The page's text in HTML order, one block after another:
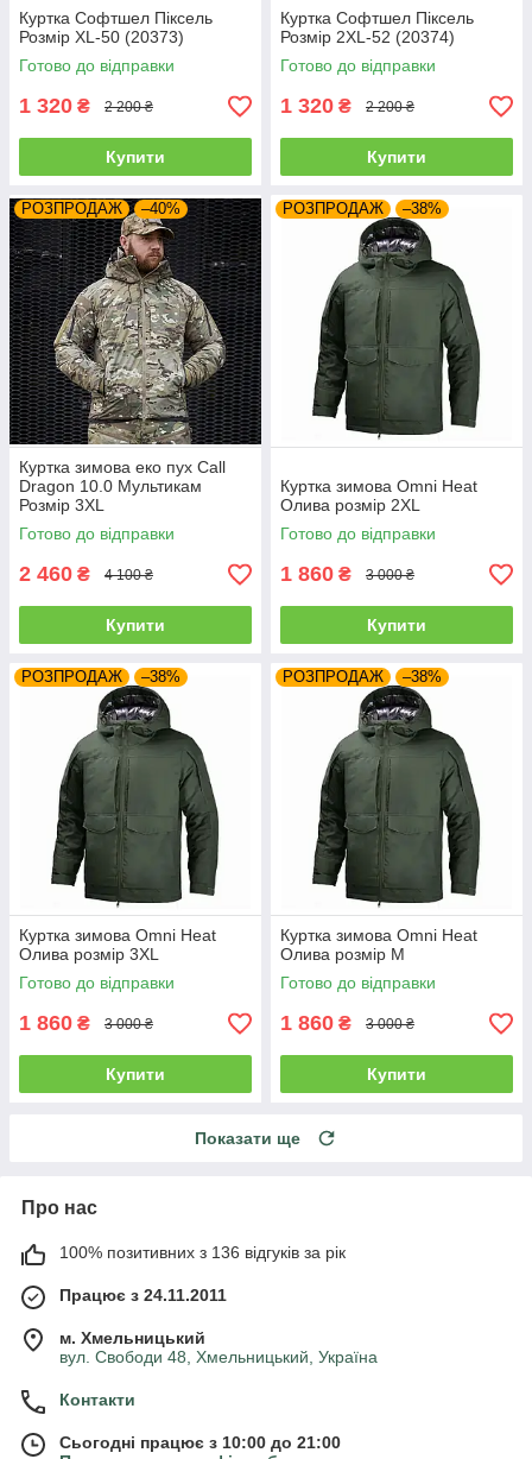
Куртка Софтшел Піксель
Розмір XL-50 (20373)
Готово до відправки
1 320 ₴ 2 200 ₴
Купити
Куртка Софтшел Піксель
Розмір 2XL-52 (20374)
Готово до відправки
1 320 ₴ 2 200 ₴
Купити
РОЗПРОДАЖ –40%
Куртка зимова еко пух Call
Dragon 10.0 Мультикам
Розмір 3XL
Готово до відправки
2 460 ₴ 4 100 ₴
Купити
РОЗПРОДАЖ –38%
Куртка зимова Omni Heat
Олива розмір 2XL
Готово до відправки
1 860 ₴ 3 000 ₴
Купити
РОЗПРОДАЖ –38%
Куртка зимова Omni Heat
Олива розмір 3XL
Готово до відправки
1 860 ₴ 3 000 ₴
Купити
РОЗПРОДАЖ –38%
Куртка зимова Omni Heat
Олива розмір M
Готово до відправки
1 860 ₴ 3 000 ₴
Купити
Показати ще
Про нас
100% позитивних з 136 відгуків за рік
Працює з 24.11.2011
м. Хмельницький
вул. Свободи 48, Хмельницький, Україна
Контакти
Сьогодні працює з 10:00 до 21:00